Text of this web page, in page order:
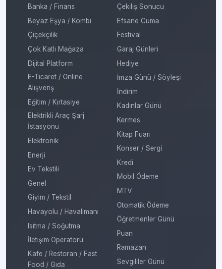
Banka / Finans
Beyaz Eşya / Kombi
Çiçekçilik
Çok Katlı Mağaza
Dijital Platform
E-Ticaret / Online
Alışveriş
Eğitim / Kırtasiye
Elektrikli Araç Şarj
İstasyonu
Elektronik
Enerji
Ev Tekstili
Genel
Giyim / Tekstil
Havayolu / Havalimanı
Isıtma / Soğutma
İletişim Operatörü
Kafe / Restoran / Fast
Food / Gıda
Çekiliş Sonucu
Efsane Cuma
Festival
Garaj Günleri
Hediye
İmza Günü / Söyleşi
İndirim
Kadınlar Günü
Kermes
Kitap Fuarı
Konser / Sergi
Kredi
Mobil Ödeme
MTV
Otomatik Ödeme
Öğretmenler Günü
Puan
Ramazan
Sevgililer Günü